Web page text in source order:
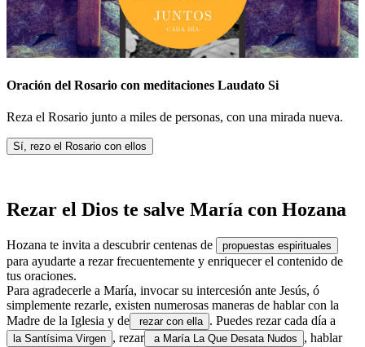
Oración del Rosario con meditaciones Laudato Si
Reza el Rosario junto a miles de personas, con una mirada nueva.
Sí, rezo el Rosario con ellos
Rezar el Dios te salve María con Hozana
Hozana te invita a descubrir centenas de propuestas espirituales
para ayudarte a rezar frecuentemente y enriquecer el contenido de
tus oraciones.
Para agradecerle a María, invocar su intercesión ante Jesús, ó
simplemente rezarle, existen numerosas maneras de hablar con la
Madre de la Iglesia y de
rezar con ella . Puedes rezar cada día a
la Santísima Virgen , rezar a María La Que Desata Nudos
, hablar